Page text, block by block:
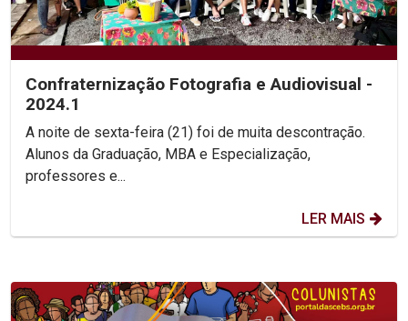
Confraternização Fotografia e Audiovisual -
2024.1
A noite de sexta-feira (21) foi de muita descontração.
Alunos da Graduação, MBA e Especialização,
professores e...
LER MAIS